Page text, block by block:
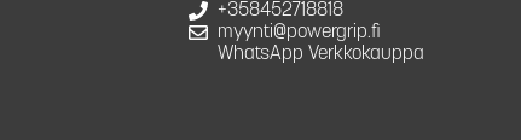
+358452718818
myynti@powergrip.fi
WhatsApp Verkkokauppa